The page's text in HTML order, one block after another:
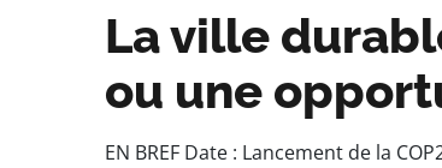
La ville
ou une
EN BREF Date : Lancement de la